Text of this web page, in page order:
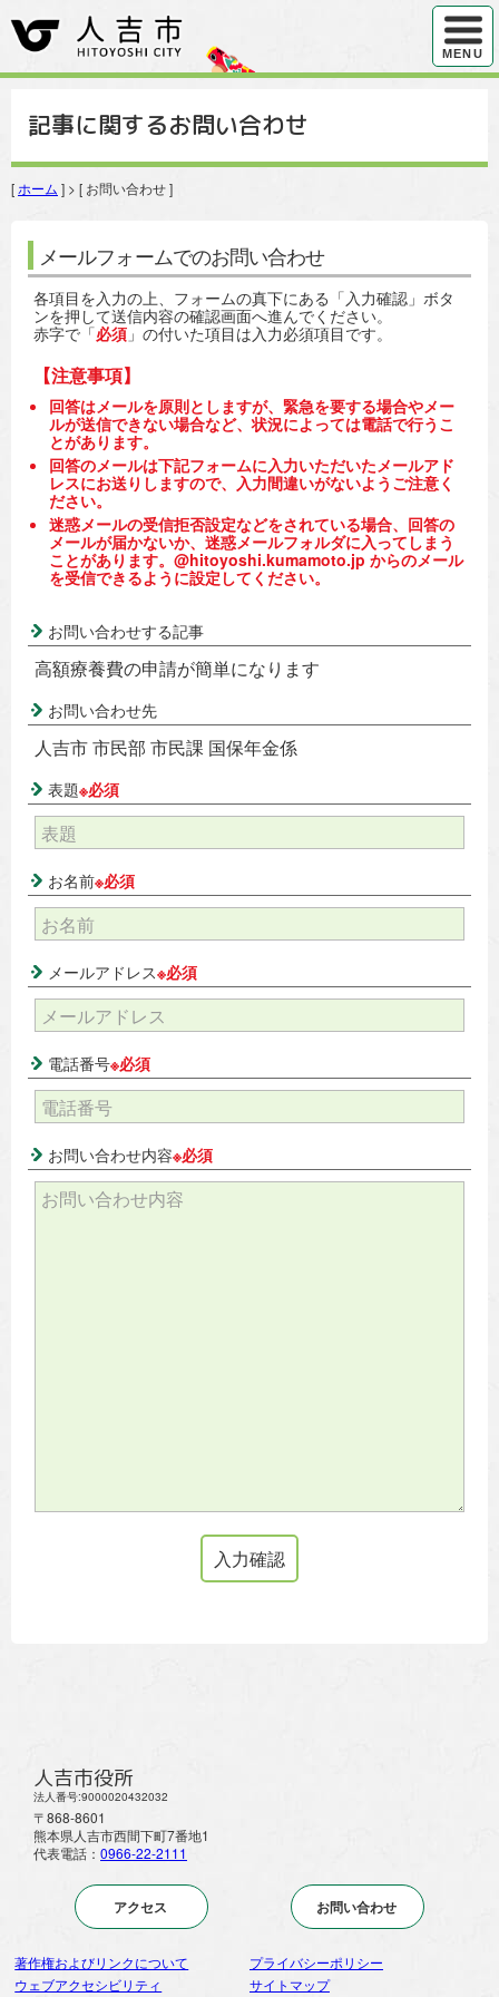
ハンバ
MENU
記事に関するお問い合わせ
[ ホーム ] > [ お問い合わせ ]
メールフォームでのお問い合わせ
各項目を入力の上、フォームの真下にある「入力確認」ボタ
ンを押して送信内容の確認画面へ進んでください。
赤字で「必須 」の付いた項目は入力必須項目です。
【注意事項】
回答はメールを原則としますが、緊急を要する場合やメー
ルが送信できない場合など、状況によっては電話で行うこ
とがあります。
回答のメールは下記フォームに入力いただいたメールアド
レスにお送りしますので、入力間違いがないようご注意く
ださい。
迷惑メールの受信拒否設定などをされている場合、回答の
メールが届かないか、迷惑メールフォルダに入ってしまう
ことがあります。@hitoyoshi.kumamoto.jp からのメール
を受信できるように設定してください。
お問い合わせする記事
高額療養費の申請が簡単になります
お問い合わせ先
人吉市 市民部 市民課 国保年金係
表題※必須
お名前※必須
メールアドレス※必須
電話番号※必須
お問い合わせ内容※必須
人吉市役所
法人番号:9000020432032
〒868-8601
熊本県人吉市西間下町7番地1
代表電話： 0966-22-2111
アクセス お問い合わせ
著作権およびリンクについて
プライバシーポリシー
ウェブアクセシビリティ
サイトマップ